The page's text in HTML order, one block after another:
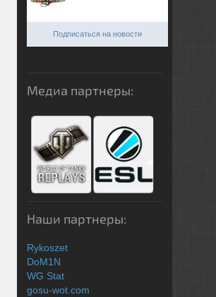
Подписаться на новости
Медиа партнеры:
Наши партнеры:
Rykoszet
DoM1N
WG Stat
gosu-wot.com